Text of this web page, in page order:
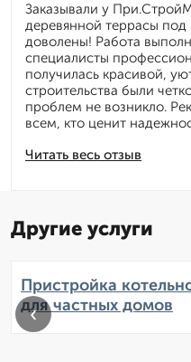
Читать весь отзыв
Заказывали у
деревянной террасы
доволены! Работа
специалисты
получилась красивой,
строительства были
проблем не возникло.
всем, кто ценит
Другие услуги
Пристройка
для частных домов
‹